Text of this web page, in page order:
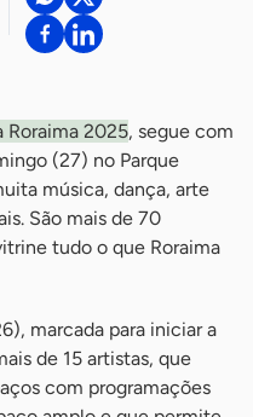
Roraima 2025, segue com
(27) no Parque
música, dança, arte
São mais de 70
tudo o que Roraima
marcada para iniciar a
de 15 artistas, que
com programações